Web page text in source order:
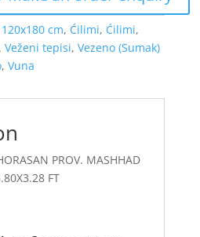
120x180 cm, Ćilimi, Ćilimi,
, Veženi tepisi, Vezeno (Sumak)
, Vuna
PROV. MASHHAD
FT